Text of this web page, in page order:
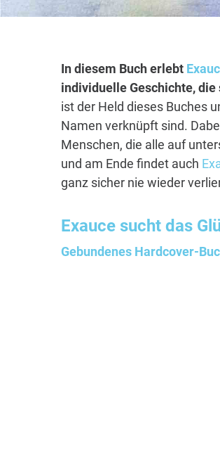
In diesem Buch erlebt
individuelle Geschichte,
ist der Held dieses Buches
Namen verknüpft sind.
Menschen, die alle auf
und am Ende findet auch
ganz sicher nie wieder
Exauce sucht das
Gebundenes Hardcover-